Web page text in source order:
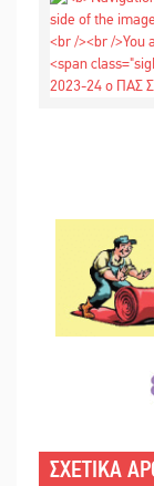
ΣΧΕΤΙΚΑ